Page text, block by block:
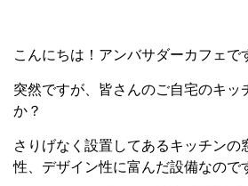
こんにちは！アンバサダーカフェで
突然ですが、皆さんのご自宅のキッ
か？
さりげなく設置してあるキッチンの
性、デザイン性に富んだ設備なので